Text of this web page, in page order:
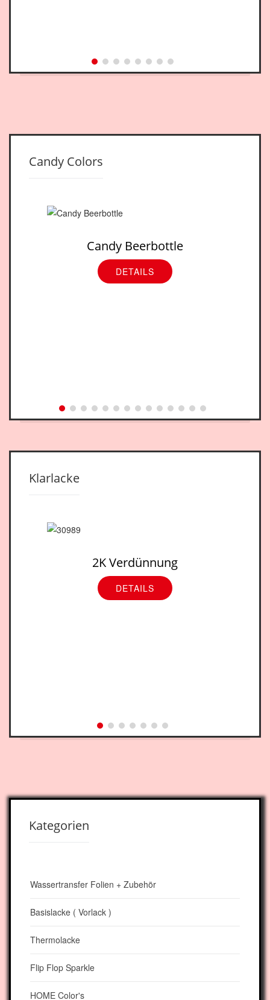
Candy Colors
Candy Beerbottle
DETAILS
Klarlacke
2K Verdünnung
DETAILS
Kategorien
Wassertransfer Folien + Zubehör
Basislacke ( Vorlack )
Thermolacke
Flip Flop Sparkle
HOME Color's